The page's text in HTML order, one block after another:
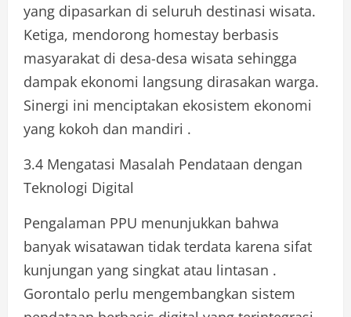
yang dipasarkan di seluruh destinasi wisata.
Ketiga, mendorong homestay berbasis
masyarakat di desa-desa wisata sehingga
dampak ekonomi langsung dirasakan warga.
Sinergi ini menciptakan ekosistem ekonomi
yang kokoh dan mandiri .
3.4 Mengatasi Masalah Pendataan dengan
Teknologi Digital
Pengalaman PPU menunjukkan bahwa
banyak wisatawan tidak terdata karena sifat
kunjungan yang singkat atau lintasan .
Gorontalo perlu mengembangkan sistem